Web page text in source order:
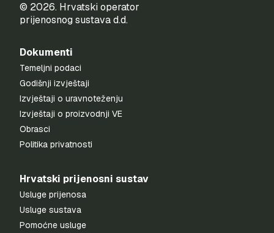
© 2026. Hrvatski operator
prijenosnog sustava d.d.
Dokumenti
Temeljni podaci
Godišnji izvještaji
Izvještaji o uravnoteženju
Izvještaji o proizvodnji VE
Obrasci
Politika privatnosti
Hrvatski prijenosni sustav
Usluge prijenosa
Usluge sustava
Pomoćne usluge